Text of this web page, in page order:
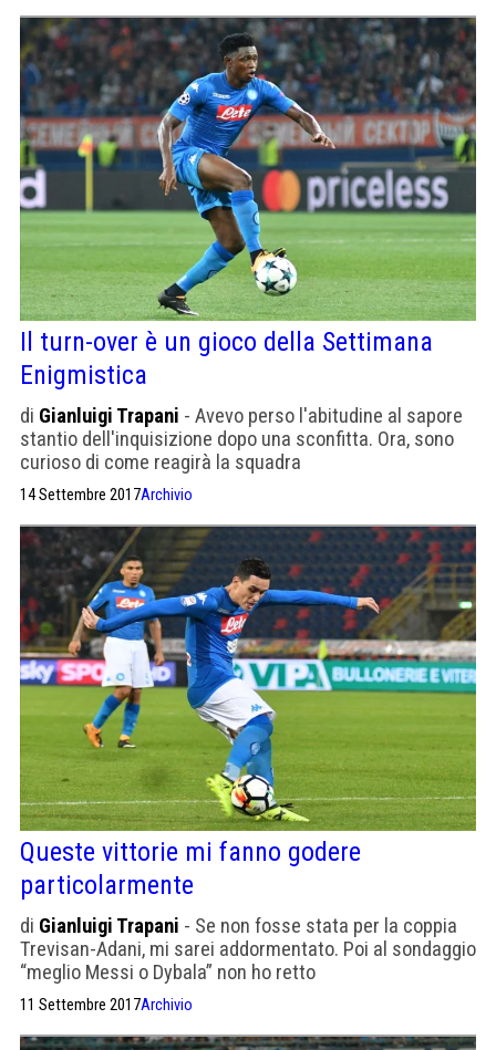
Il turn-over è un gioco della Settimana
Enigmistica
di Gianluigi Trapani - Avevo perso l'abitudine al sapore
stantio dell'inquisizione dopo una sconfitta. Ora, sono
curioso di come reagirà la squadra
14 Settembre 2017Archivio
Queste vittorie mi fanno godere
particolarmente
di Gianluigi Trapani - Se non fosse stata per la coppia
Trevisan-Adani, mi sarei addormentato. Poi al sondaggio
“meglio Messi o Dybala” non ho retto
11 Settembre 2017Archivio